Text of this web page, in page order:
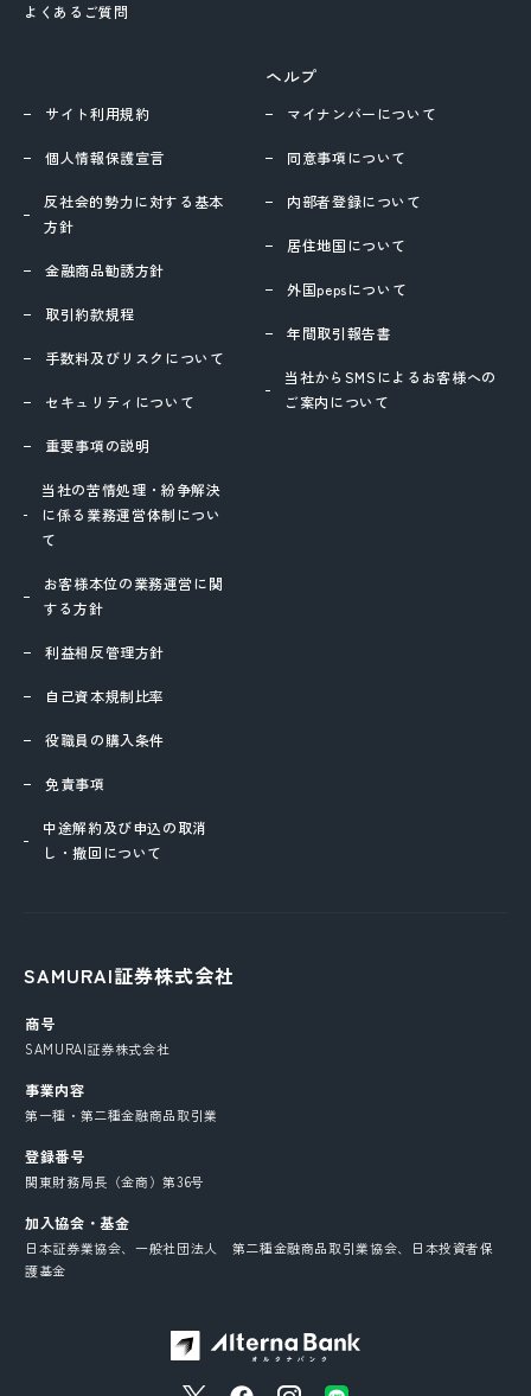
よくあるご質問
ヘルプ
マイナンバーについて
同意事項について
内部者登録について
居住地国について
外国pepsについて
年間取引報告書
当社からSMSによるお客様への
ご案内について
サイト利用規約
個人情報保護宣言
反社会的勢力に対する基本
方針
金融商品勧誘方針
取引約款規程
手数料及びリスクについて
セキュリティについて
重要事項の説明
当社の苦情処理・紛争解決
に係る業務運営体制につい
て
お客様本位の業務運営に関
する方針
利益相反管理方針
自己資本規制比率
役職員の購入条件
免責事項
中途解約及び申込の取消
し・撤回について
SAMURAI証券株式会社
商号
SAMURAI証券株式会社
事業内容
第一種・第二種金融商品取引業
登録番号
関東財務局長（金商）第36号
加入協会・基金
日本証券業協会、一般社団法人 第二種金融商品取引業協会、日本投資者保
護基金